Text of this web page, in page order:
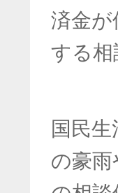
済金が
する
国民
の豪